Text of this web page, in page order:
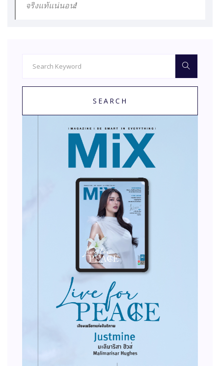
จริงแท้แน่นอน!
SEARCH